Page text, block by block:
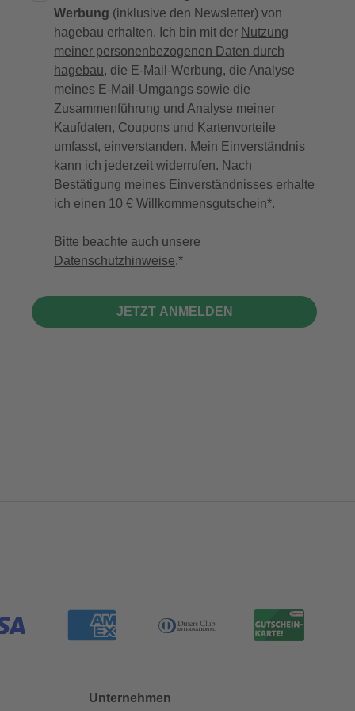
Werbung (inklusive den Newsletter) von
hagebau erhalten. Ich bin mit der Nutzung
meiner personenbezogenen Daten durch
hagebau, die E-Mail-Werbung, die Analyse
meines E-Mail-Umgangs sowie die
Zusammenführung und Analyse meiner
Kaufdaten, Coupons und Kartenvorteile
umfasst, einverstanden. Mein Einverständnis
kann ich jederzeit widerrufen. Nach
Bestätigung meines Einverständnisses erhalte
ich einen 10 € Willkommensgutschein*.
Bitte beachte auch unsere
Datenschutzhinweise.
JETZT ANMELDEN
Unternehmen